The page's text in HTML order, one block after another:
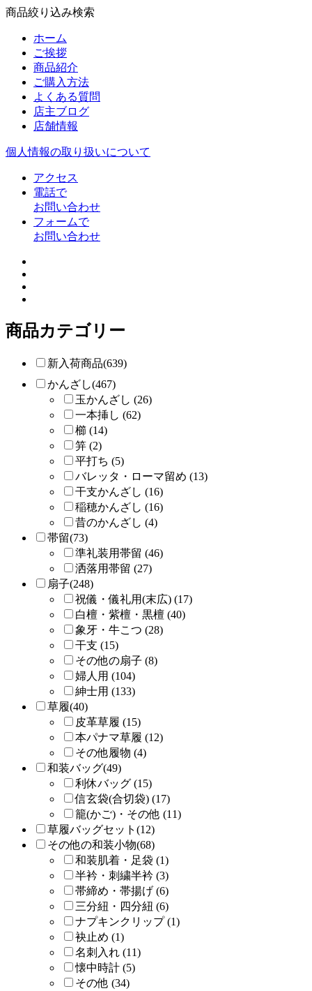
商品絞り込み検索
ホーム
ご挨拶
商品紹介
ご購入方法
よくある質問
店主ブログ
店舗情報
個人情報の取り扱いについて
アクセス
電話で
お問い合わせ
フォームで
お問い合わせ
商品カテゴリー
新入荷商品(639)
かんざし(467)
玉かんざし (26)
一本挿し (62)
櫛 (14)
笄 (2)
平打ち (5)
バレッタ・ローマ留め (13)
干支かんざし (16)
稲穂かんざし (16)
昔のかんざし (4)
帯留(73)
準礼装用帯留 (46)
洒落用帯留 (27)
扇子(248)
祝儀・儀礼用(末広) (17)
白檀・紫檀・黒檀 (40)
象牙・牛こつ (28)
干支 (15)
その他の扇子 (8)
婦人用 (104)
紳士用 (133)
草履(40)
皮革草履 (15)
本パナマ草履 (12)
その他履物 (4)
和装バッグ(49)
利休バッグ (15)
信玄袋(合切袋) (17)
籠(かご)・その他 (11)
草履バッグセット(12)
その他の和装小物(68)
和装肌着・足袋 (1)
半衿・刺繍半衿 (3)
帯締め・帯揚げ (6)
三分紐・四分紐 (6)
ナプキンクリップ (1)
袂止め (1)
名刺入れ (11)
懐中時計 (5)
その他 (34)